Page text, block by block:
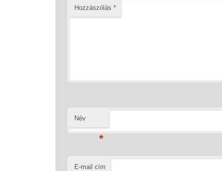
Hozzászólás *
Név
*
E-mail cím